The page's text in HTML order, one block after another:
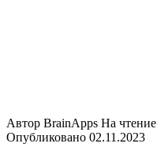
Автор BrainApps На чтение
Опубликовано 02.11.2023